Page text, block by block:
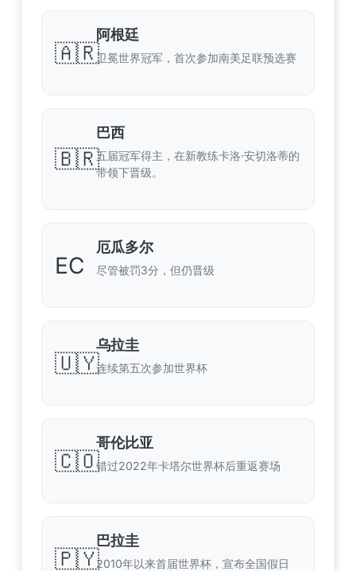
🇦🇷
阿根廷
卫冕世界冠军，首次参加南美足联预选赛
🇧🇷
巴西
五届冠军得主，在新教练卡洛·安切洛蒂的
带领下晋级。
EC
厄瓜多尔
尽管被罚3分，但仍晋级
🇺🇾
乌拉圭
连续第五次参加世界杯
🇨🇴
哥伦比亚
错过2022年卡塔尔世界杯后重返赛场
🇵🇾
巴拉圭
2010年以来首届世界杯，宣布全国假日